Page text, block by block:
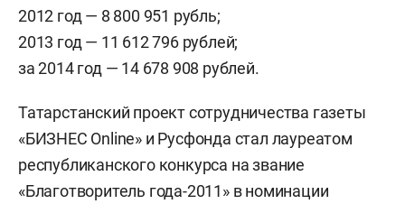
2012 год — 8 800 951 рубль;
2013 год — 11 612 796 рублей;
за 2014 год — 14 678 908 рублей.
Татарстанский проект сотрудничества газеты
«БИЗНЕС Online» и Русфонда стал лауреатом
республиканского конкурса на звание
«Благотворитель года-2011» в номинации